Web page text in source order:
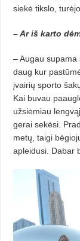
siekė tikslo,
– Ar iš karto
– Augau
daug kur
įvairių sporto
Kai buvau
užsiėmiau
gerai sekėsi.
metų, taigi
apleidusi. Dabar